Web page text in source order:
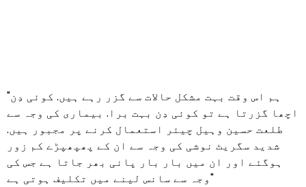
"ہم اس وقت بہت مشکل حالات سے گزر رہے ہیں. کوئی دِن
اچھا گزرتا ہے تو کوئی دِن بہت برا. بیماری کی وجہ سے
طلعت حسین وہیل چیئر استعمال کرنے پر مجبور ہیں.
شدید سگریٹ نوشی کی وجہ سے ان کے پھپھپڑے کم زور
ہوگئے اور ان میں بار بار پانی بھر جاتا ہے جس کی
وجہ سے سانس لینے میں تکلیف ہوتی ہے"